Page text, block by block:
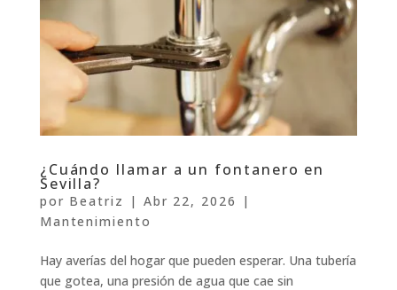
¿Cuándo llamar a un fontanero en
Sevilla?
por Beatriz | Abr 22, 2026
|
Mantenimiento
Hay averías del hogar que pueden esperar. Una tubería
que gotea, una presión de agua que cae sin